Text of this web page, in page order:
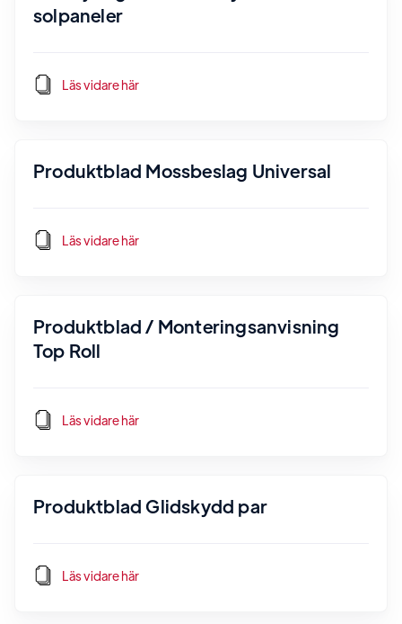
solpaneler
Läs vidare här
Produktblad Mossbeslag Universal
Läs vidare här
Produktblad / Monteringsanvisning
Top Roll
Läs vidare här
Produktblad Glidskydd par
Läs vidare här